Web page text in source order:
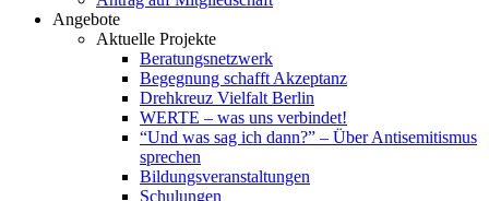
Angebote
Aktuelle Projekte
Beratungsnetzwerk
Begegnung schafft Akzeptanz
Drehkreuz Vielfalt Berlin
WERTE – was uns verbindet!
“Und was sag ich dann?” – Über Antisemitismus
sprechen
Bildungsveranstaltungen
Schulungen